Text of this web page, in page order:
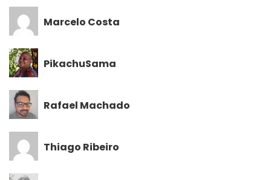
Marcelo Costa
PikachuSama
Rafael Machado
Thiago Ribeiro